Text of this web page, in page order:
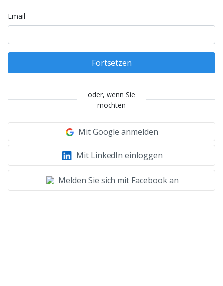
Email
Fortsetzen
oder, wenn Sie
möchten
Mit Google anmelden
Mit LinkedIn einloggen
Melden Sie sich mit Facebook an